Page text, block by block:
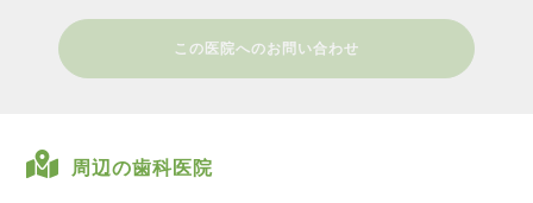
この医院へのお問い合わせ
周辺の歯科医院